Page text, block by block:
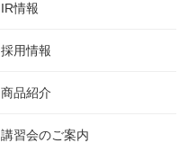
IR情報
採用情報
商品紹介
講習会のご案内